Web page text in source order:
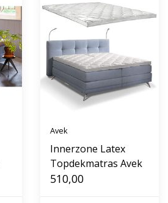
Avek
Innerzone Latex
Topdekmatras Avek
510,00